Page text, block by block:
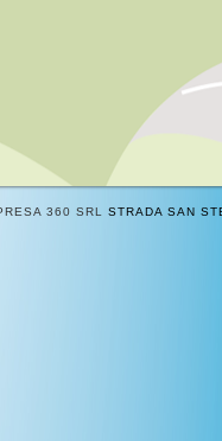
360 SRL STRADA SAN